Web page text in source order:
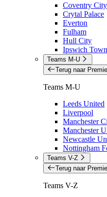
Coventry City
Crytal Palace
Everton
Fulham
Hull City
Ipswich Town
Teams M-U
Terug naar
Teams M-U
Leeds United
Liverpool
Manchester
Manchester
Newcastle
Nottingham
Teams V-Z
Terug naar
Teams V-Z